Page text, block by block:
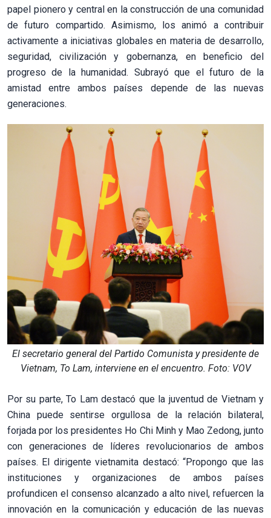
papel pionero y central en la construcción de una comunidad
de futuro compartido. Asimismo, los animó a contribuir
activamente a iniciativas globales en materia de desarrollo,
seguridad, civilización y gobernanza, en beneficio del
progreso de la humanidad. Subrayó que el futuro de la
amistad entre ambos países depende de las nuevas
generaciones.
El secretario general del Partido Comunista y presidente de
Vietnam, To Lam, interviene en el encuentro. Foto: VOV
Por su parte, To Lam destacó que la juventud de Vietnam y
China puede sentirse orgullosa de la relación bilateral,
forjada por los presidentes Ho Chi Minh y Mao Zedong, junto
con generaciones de líderes revolucionarios de ambos
países. El dirigente vietnamita destacó: “Propongo que las
instituciones y organizaciones de ambos países
profundicen el consenso alcanzado a alto nivel, refuercen la
innovación en la comunicación y educación de las nuevas